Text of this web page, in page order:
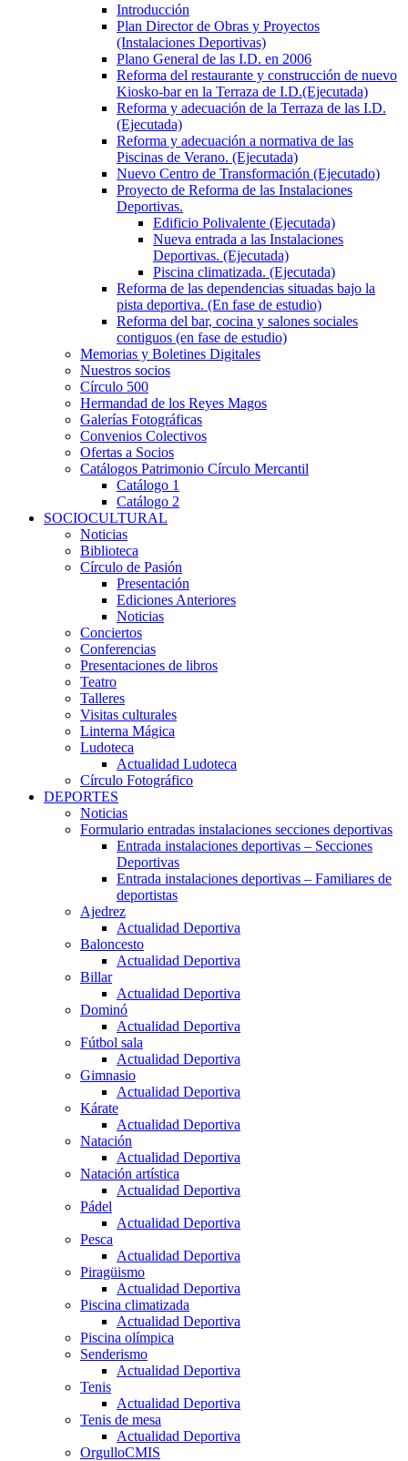
Introducción
Plan Director de Obras y Proyectos
(Instalaciones Deportivas)
Plano General de las I.D. en 2006
Reforma del restaurante y construcción de nuevo
Kiosko-bar en la Terraza de I.D.(Ejecutada)
Reforma y adecuación de la Terraza de las I.D.
(Ejecutada)
Reforma y adecuación a normativa de las
Piscinas de Verano. (Ejecutada)
Nuevo Centro de Transformación (Ejecutado)
Proyecto de Reforma de las Instalaciones
Deportivas.
Edificio Polivalente (Ejecutada)
Nueva entrada a las Instalaciones
Deportivas. (Ejecutada)
Piscina climatizada. (Ejecutada)
Reforma de las dependencias situadas bajo la
pista deportiva. (En fase de estudio)
Reforma del bar, cocina y salones sociales
contiguos (en fase de estudio)
Memorias y Boletines Digitales
Nuestros socios
Círculo 500
Hermandad de los Reyes Magos
Galerías Fotográficas
Convenios Colectivos
Ofertas a Socios
Catálogos Patrimonio Círculo Mercantil
Catálogo 1
Catálogo 2
SOCIOCULTURAL
Noticias
Biblioteca
Círculo de Pasión
Presentación
Ediciones Anteriores
Noticias
Conciertos
Conferencias
Presentaciones de libros
Teatro
Talleres
Visitas culturales
Linterna Mágica
Ludoteca
Actualidad Ludoteca
Círculo Fotográfico
DEPORTES
Noticias
Formulario entradas instalaciones secciones deportivas
Entrada instalaciones deportivas – Secciones
Deportivas
Entrada instalaciones deportivas – Familiares de
deportistas
Ajedrez
Actualidad Deportiva
Baloncesto
Actualidad Deportiva
Billar
Actualidad Deportiva
Dominó
Actualidad Deportiva
Fútbol sala
Actualidad Deportiva
Gimnasio
Actualidad Deportiva
Kárate
Actualidad Deportiva
Natación
Actualidad Deportiva
Natación artística
Actualidad Deportiva
Pádel
Actualidad Deportiva
Pesca
Actualidad Deportiva
Piragüismo
Actualidad Deportiva
Piscina climatizada
Actualidad Deportiva
Piscina olímpica
Senderismo
Actualidad Deportiva
Tenis
Actualidad Deportiva
Tenis de mesa
Actualidad Deportiva
OrgulloCMIS